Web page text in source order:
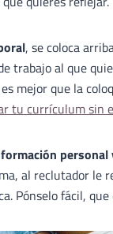
, se coloca
trabajo al que
mejor que la
tu currículum sin
al reclutador
Pónselo fácil,